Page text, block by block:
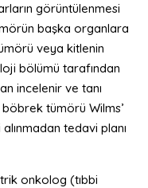
görüntülenmesi
başka organlara
veya kitlenin
bölümü tarafından
incelenir ve tanı
böbrek tümörü Wilms’
tedavi planı
onkolog (tıbbi